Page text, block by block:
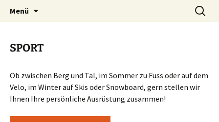
Intersport Wildhaber
Sport und Glockenhandel
Menü
Suchen
nach:
SPORT
Ob zwischen Berg und Tal, im Sommer zu Fuss oder auf dem
Velo, im Winter auf Skis oder Snowboard, gern stellen wir
Ihnen Ihre persönliche Ausrüstung zusammen!